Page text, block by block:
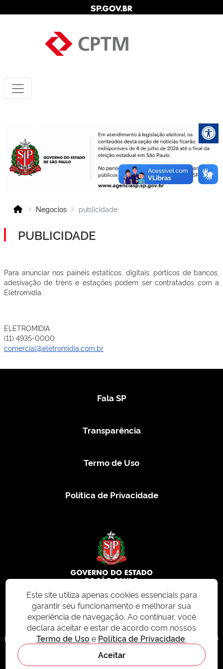
Negocios publicidade
PUBLICIDADE
Para anunciar nos painéis estáticos, digitais, pórticos de bancos,
adesivação de trens e estações podem ser contratados com a
Eletromídia.
ELETROMIDIA
(11) 4935-0000
comercial@eletromidia.com.br
Fala SP
Transparência
Termo de Uso
Política de Privacidade
© 2026 CMS.SP.GOV.BR. Todos os direitos reservados.
Este site e todo o seu conteúdo, incluindo textos, imagens e design, são
protegidos por direitos autorais e não podem ser reproduzidos, distribuídos ou
modificados sem permissão expressa. Para mais informações ou para
solicitações de uso, acesse nosso site
Este site utiliza apenas cookies essenciais para
garantir seu funcionamento e melhorar sua
experiência de navegação. Ao continuar, você
declara aceitar e estar de acordo com nossos
Termo de Uso e Política de Privacidade.
Aceitar